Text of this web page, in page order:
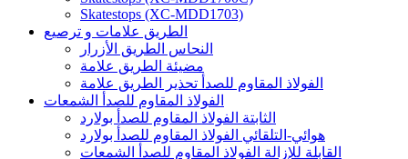
Skatestops (XC-MDD1703)
الطريق علامات و ترصيع
النحاس الطريق الأزرار
مضيئة الطريق علامة
الفولاذ المقاوم للصدأ تحذير الطريق علامة
الفولاذ المقاوم للصدأ الشمعات
الثابتة الفولاذ المقاوم للصدأ بولارد
هوائي-التلقائي الفولاذ المقاوم للصدأ بولارد
القابلة للإزالة الفولاذ المقاوم للصدأ الشمعات